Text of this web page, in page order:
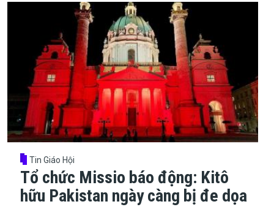
Tin Giáo Hội
Tổ chức Missio báo động: Kitô
hữu Pakistan ngày càng bị đe dọa